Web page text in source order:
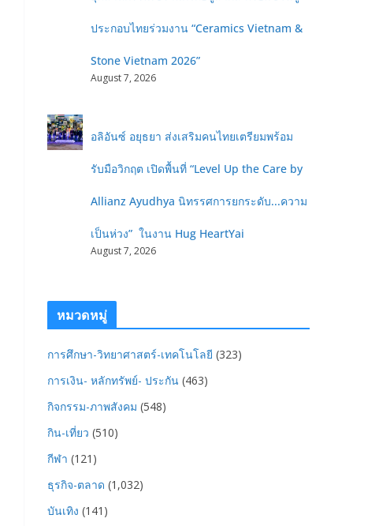
ประกอบไทยร่วมงาน “Ceramics Vietnam &
Stone Vietnam 2026”
August 7, 2026
อลิอันซ์ อยุธยา ส่งเสริมคนไทยเตรียมพร้อม
รับมือวิกฤต เปิดพื้นที่ “Level Up the Care by
Allianz Ayudhya นิทรรศการยกระดับ...ความ
เป็นห่วง” ในงาน Hug HeartYai
August 7, 2026
หมวดหมู่
การศึกษา-วิทยาศาสตร์-เทคโนโลยี (323)
การเงิน- หลักทรัพย์- ประกัน (463)
กิจกรรม-ภาพสังคม (548)
กิน-เที่ยว (510)
กีฬา (121)
ธุรกิจ-ตลาด (1,032)
บันเทิง (141)